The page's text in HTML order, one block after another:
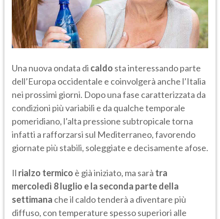
Una nuova ondata di caldo sta interessando parte
dell’Europa occidentale e coinvolgerà anche l’Italia
nei prossimi giorni. Dopo una fase caratterizzata da
condizioni più variabili e da qualche temporale
pomeridiano, l’alta pressione subtropicale torna
infatti a rafforzarsi sul Mediterraneo, favorendo
giornate più stabili, soleggiate e decisamente afose.
Il rialzo termico è già iniziato, ma sarà tra
mercoledì 8 luglio e la seconda parte della
settimana che il caldo tenderà a diventare più
diffuso, con temperature spesso superiori alle